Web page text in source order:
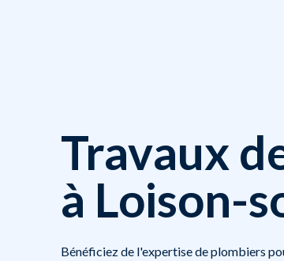
Travaux
à Loison-
Bénéficiez de l'expertise de plombiers